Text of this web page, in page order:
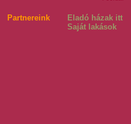
Partnereink Eladó házak itt
Saját lakások